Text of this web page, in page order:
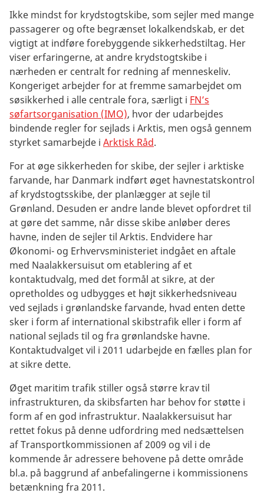
Ikke mindst for krydstogtskibe, som sejler med mange
passagerer og ofte begrænset lokalkendskab, er det
vigtigt at indføre forebyggende sikkerhedstiltag. Her
viser erfaringerne, at andre krydstogtskibe i
nærheden er centralt for redning af menneskeliv.
Kongeriget arbejder for at fremme samarbejdet om
søsikkerhed i alle centrale fora, særligt i FN’s
søfartsorganisation (IMO), hvor der udarbejdes
bindende regler for sejlads i Arktis, men også gennem
styrket samarbejde i Arktisk Råd.
For at øge sikkerheden for skibe, der sejler i arktiske
farvande, har Danmark indført øget havnestatskontrol
af krydstogtsskibe, der planlægger at sejle til
Grønland. Desuden er andre lande blevet opfordret til
at gøre det samme, når disse skibe anløber deres
havne, inden de sejler til Arktis. Endvidere har
Økonomi- og Erhvervsministeriet indgået en aftale
med Naalakkersuisut om etablering af et
kontaktudvalg, med det formål at sikre, at der
opretholdes og udbygges et højt sikkerhedsniveau
ved sejlads i grønlandske farvande, hvad enten dette
sker i form af international skibstrafik eller i form af
national sejlads til og fra grønlandske havne.
Kontaktudvalget vil i 2011 udarbejde en fælles plan for
at sikre dette.
Øget maritim trafik stiller også større krav til
infrastrukturen, da skibsfarten har behov for støtte i
form af en god infrastruktur. Naalakkersuisut har
rettet fokus på denne udfordring med nedsættelsen
af Transportkommissionen af 2009 og vil i de
kommende år adressere behovene på dette område
bl.a. på baggrund af anbefalingerne i kommissionens
betænkning fra 2011.